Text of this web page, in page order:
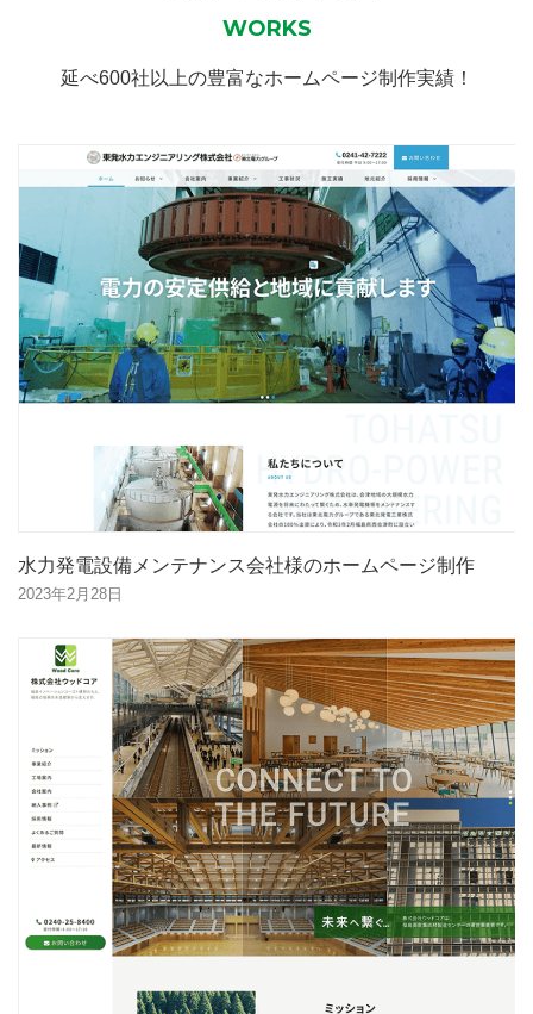
WORKS
延べ600社以上の豊富なホームページ制作実績！
水力発電設備メンテナンス会社様のホームページ制作
2023年2月28日